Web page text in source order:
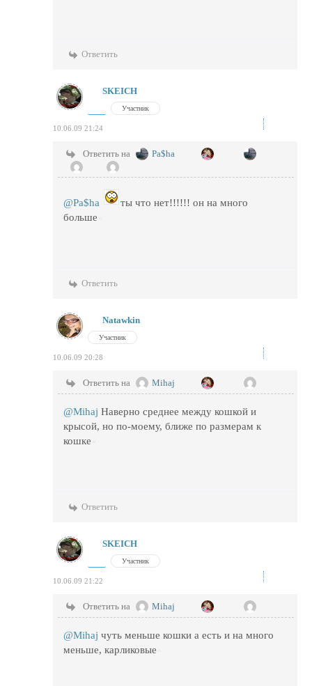
Ответить
SKEICH
Участник
10.06.09 21:24
Ответить на Pa$ha
@Pa$ha
ты что нет!!!!!! он на много
больше
Ответить
Natawkin
Участник
10.06.09 20:28
Ответить на Mihaj
@Mihaj Наверно среднее между кошкой и
крысой, но по-моему, ближе по размерам к
кошке
Ответить
SKEICH
Участник
10.06.09 21:22
Ответить на Mihaj
@Mihaj чуть меньше кошки а есть и на много
меньше, карликовые